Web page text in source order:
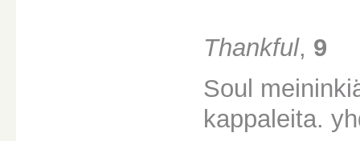
Thankful, 9
Soul
kappaleita.